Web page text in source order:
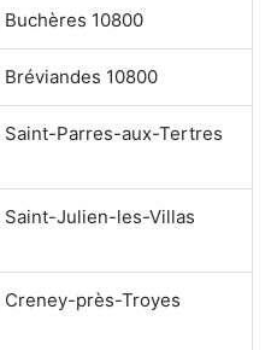
10800
10800
Parres-aux-Tertres
Julien-les-Villas
près-Troyes